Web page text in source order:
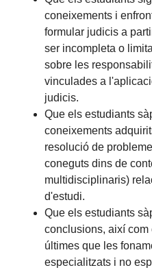
coneixements i
formular judicis a
ser incompleta o
sobre les
vinculades a
judicis.
Que els estudiants
coneixements
resolució de
coneguts dins de
multidisciplinaris)
d'estudi.
Que els estudiants
conclusions, així
últimes que les
especialitzats i no